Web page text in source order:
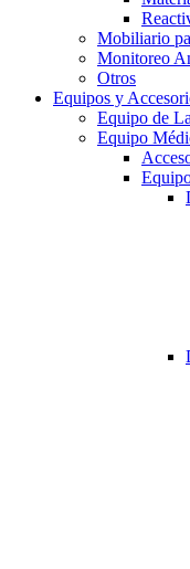
Mobiliario
Monitoreo
Otros
Equipos y
Equipo de
Equipo